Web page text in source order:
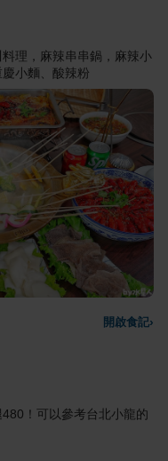
料理，麻辣串串鍋，麻辣小
小麵、酸辣粉
開啟食記›
！可以參考台北小龍的